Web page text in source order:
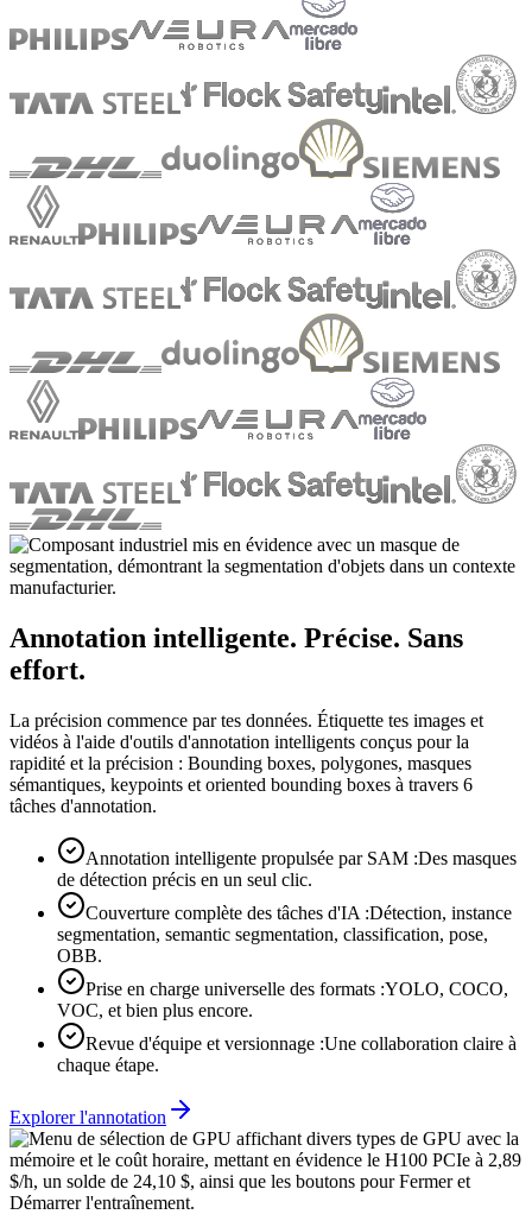
Annotation intelligente. Précise. Sans
effort.
La précision commence par tes données. Étiquette tes images et
vidéos à l'aide d'outils d'annotation intelligents conçus pour la
rapidité et la précision : Bounding boxes, polygones, masques
sémantiques, keypoints et oriented bounding boxes à travers 6
tâches d'annotation.
Annotation intelligente propulsée par SAM :Des masques
de détection précis en un seul clic.
Couverture complète des tâches d'IA :Détection, instance
segmentation, semantic segmentation, classification, pose,
OBB.
Prise en charge universelle des formats :YOLO, COCO,
VOC, et bien plus encore.
Revue d'équipe et versionnage :Une collaboration claire à
chaque étape.
Explorer l'annotation